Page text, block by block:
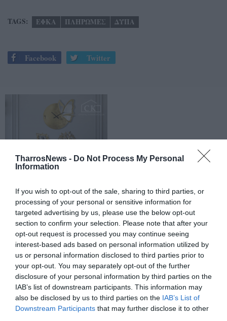
TharrosNews - Do Not Process My Personal
Information
If you wish to opt-out of the sale, sharing to third parties, or
processing of your personal or sensitive information for
targeted advertising by us, please use the below opt-out
section to confirm your selection. Please note that after your
opt-out request is processed you may continue seeing
interest-based ads based on personal information utilized by
us or personal information disclosed to third parties prior to
your opt-out. You may separately opt-out of the further
disclosure of your personal information by third parties on the
IAB’s list of downstream participants. This information may
also be disclosed by us to third parties on the IAB’s List of
Downstream Participants that may further disclose it to other
TAGS: ΕΦΚΑ ΠΛΗΡΩΜΕΣ ΔΥΠΑ
Facebook Twitter